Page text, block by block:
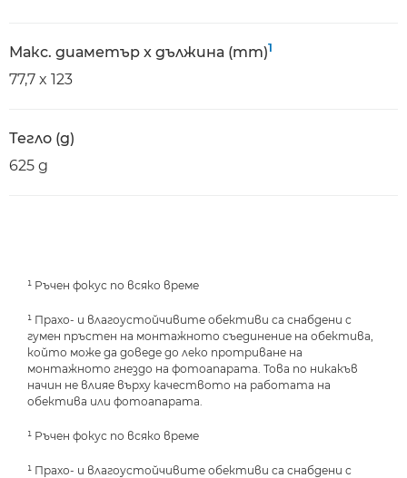
Макс. диаметър x дължина (mm)1
77,7 x 123
Тегло (g)
625 g
¹ Ръчен фокус по всяко време
¹ Прахо- и влагоустойчивите обективи са снабдени с
гумен пръстен на монтажното съединение на обектива,
който може да доведе до леко протриване на
монтажното гнездо на фотоапарата. Това по никакъв
начин не влияе върху качеството на работата на
обектива или фотоапарата.
¹ Ръчен фокус по всяко време
¹ Прахо- и влагоустойчивите обективи са снабдени с